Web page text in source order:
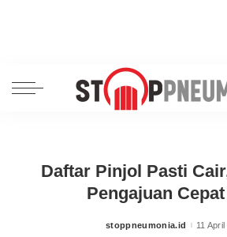
Daftar Pinjol Pasti
Pengajuan
Posted
stoppneumonia.id 11